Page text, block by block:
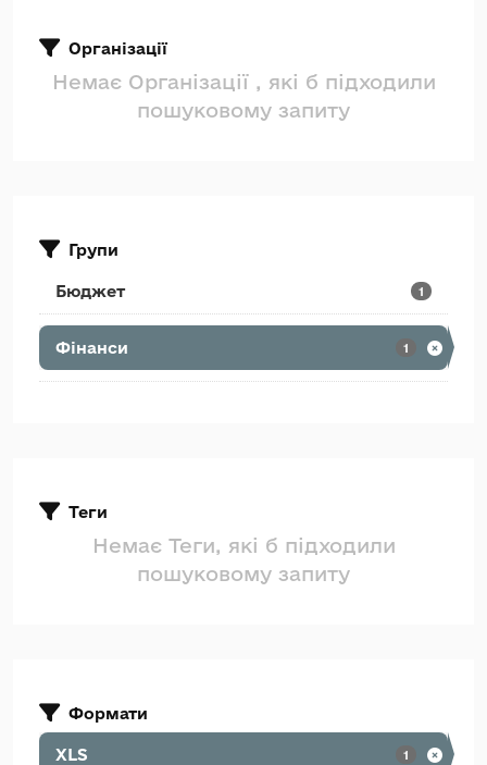
Організації
Немає Організації , які б підходили
пошуковому запиту
Групи
Бюджет 1
Фінанси 1
Теги
Немає Теги, які б підходили
пошуковому запиту
Формати
XLS 1